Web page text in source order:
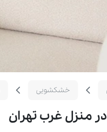
خشکشویی
منزل غرب تهران